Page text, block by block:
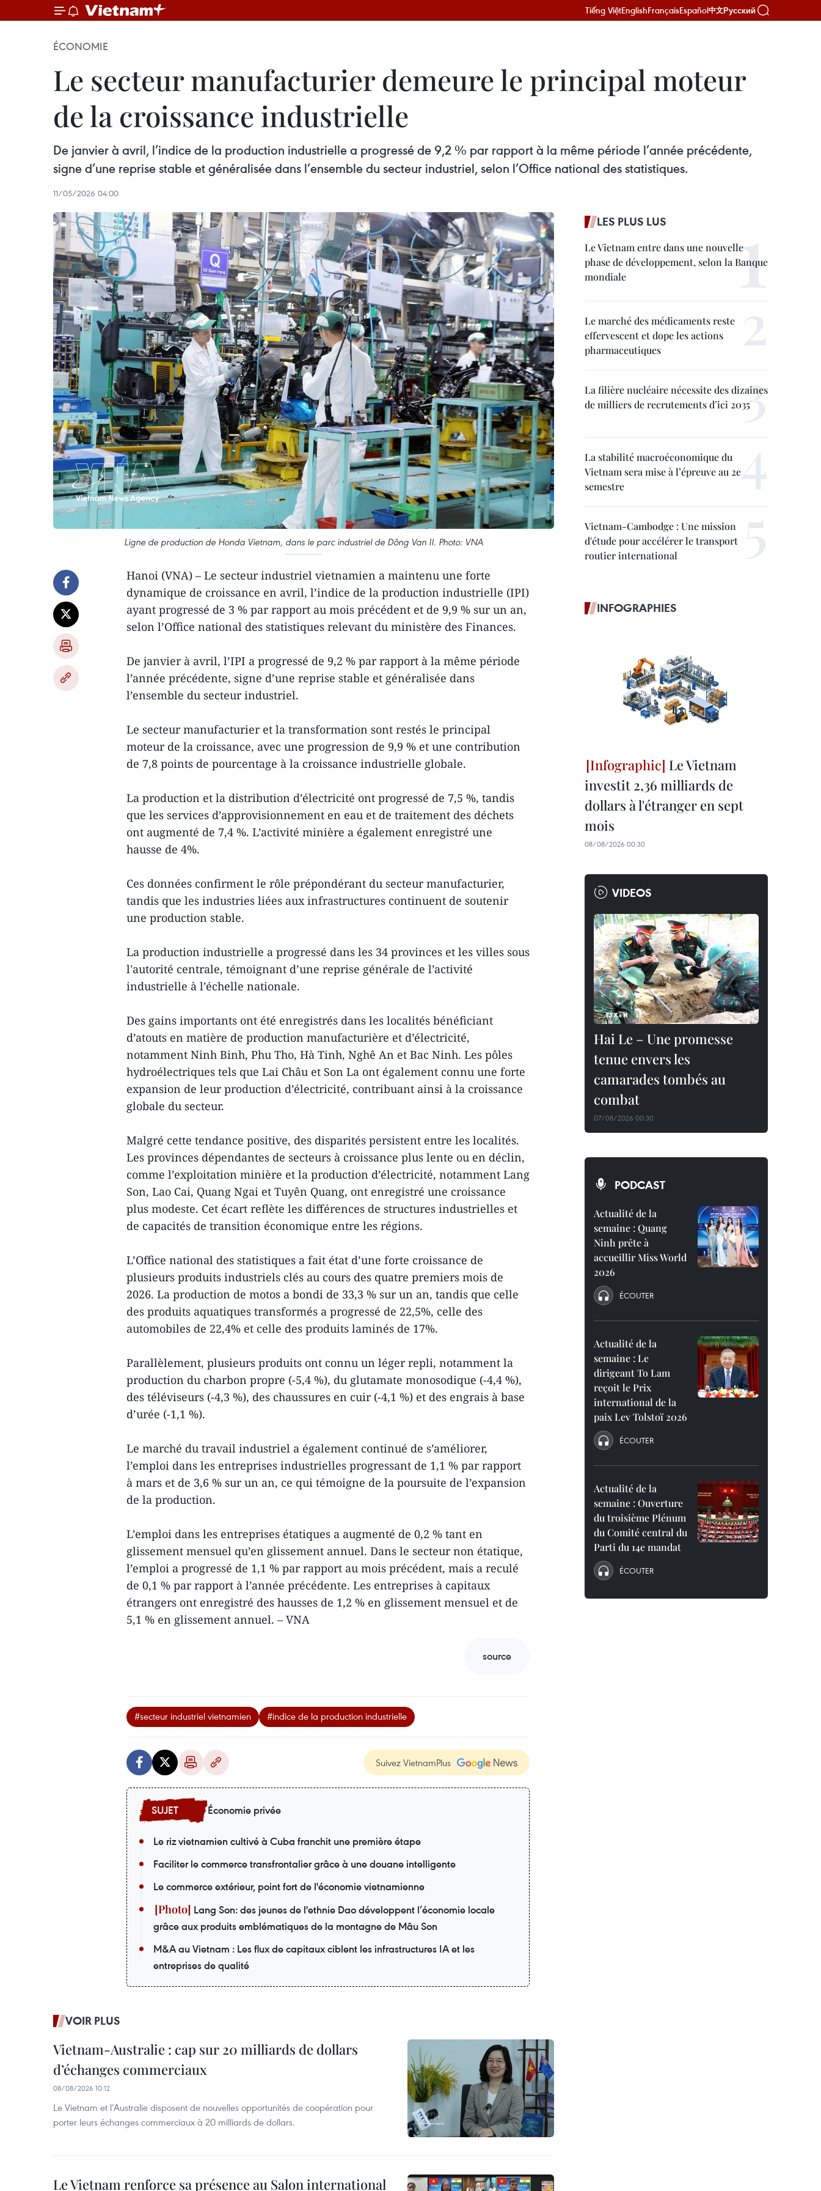
Tiếng ViệtEnglishFrançaisEspañol中文Русский
ÉCONOMIE
Le secteur manufacturier demeure le principal moteur
de la croissance industrielle
De janvier à avril, l’indice de la production industrielle a progressé de 9,2 % par rapport à la même période l’année précédente,
signe d’une reprise stable et généralisée dans l’ensemble du secteur industriel, selon l’Office national des statistiques.
11/05/2026 04:00
Ligne de production de Honda Vietnam, dans le parc industriel de Dông Van II. Photo: VNA
Hanoi (VNA) – Le secteur industriel vietnamien a maintenu une forte
dynamique de croissance en avril, l’indice de la production industrielle (IPI)
ayant progressé de 3 % par rapport au mois précédent et de 9,9 % sur un an,
selon l’Office national des statistiques relevant du ministère des Finances.
De janvier à avril, l’IPI a progressé de 9,2 % par rapport à la même période
l’année précédente, signe d’une reprise stable et généralisée dans
l’ensemble du secteur industriel.
Le secteur manufacturier et la transformation sont restés le principal
moteur de la croissance, avec une progression de 9,9 % et une contribution
de 7,8 points de pourcentage à la croissance industrielle globale.
La production et la distribution d’électricité ont progressé de 7,5 %, tandis
que les services d’approvisionnement en eau et de traitement des déchets
ont augmenté de 7,4 %. L’activité minière a également enregistré une
hausse de 4%.
Ces données confirment le rôle prépondérant du secteur manufacturier,
tandis que les industries liées aux infrastructures continuent de soutenir
une production stable.
La production industrielle a progressé dans les 34 provinces et les villes sous
l'autorité centrale, témoignant d’une reprise générale de l’activité
industrielle à l’échelle nationale.
Des gains importants ont été enregistrés dans les localités bénéficiant
d’atouts en matière de production manufacturière et d’électricité,
notamment Ninh Binh, Phu Tho, Hà Tinh, Nghê An et Bac Ninh. Les pôles
hydroélectriques tels que Lai Châu et Son La ont également connu une forte
expansion de leur production d’électricité, contribuant ainsi à la croissance
globale du secteur.
Malgré cette tendance positive, des disparités persistent entre les localités.
Les provinces dépendantes de secteurs à croissance plus lente ou en déclin,
comme l’exploitation minière et la production d’électricité, notamment Lang
Son, Lao Cai, Quang Ngai et Tuyên Quang, ont enregistré une croissance
plus modeste. Cet écart reflète les différences de structures industrielles et
de capacités de transition économique entre les régions.
L’Office national des statistiques a fait état d’une forte croissance de
plusieurs produits industriels clés au cours des quatre premiers mois de
2026. La production de motos a bondi de 33,3 % sur un an, tandis que celle
des produits aquatiques transformés a progressé de 22,5%, celle des
automobiles de 22,4% et celle des produits laminés de 17%.
Parallèlement, plusieurs produits ont connu un léger repli, notamment la
production du charbon propre (-5,4 %), du glutamate monosodique (-4,4 %),
des téléviseurs (-4,3 %), des chaussures en cuir (-4,1 %) et des engrais à base
d’urée (-1,1 %).
Le marché du travail industriel a également continué de s’améliorer,
l’emploi dans les entreprises industrielles progressant de 1,1 % par rapport
à mars et de 3,6 % sur un an, ce qui témoigne de la poursuite de l’expansion
de la production.
L’emploi dans les entreprises étatiques a augmenté de 0,2 % tant en
glissement mensuel qu’en glissement annuel. Dans le secteur non étatique,
l’emploi a progressé de 1,1 % par rapport au mois précédent, mais a reculé
de 0,1 % par rapport à l’année précédente. Les entreprises à capitaux
étrangers ont enregistré des hausses de 1,2 % en glissement mensuel et de
5,1 % en glissement annuel. – VNA
source
#secteur industriel vietnamien #indice de la production industrielle
Suivez VietnamPlus
Économie privée
Le riz vietnamien cultivé à Cuba franchit une première étape
Faciliter le commerce transfrontalier grâce à une douane intelligente
Le commerce extérieur, point fort de l'économie vietnamienne
Lang Son: des jeunes de l'ethnie Dao développent l’économie locale
grâce aux produits emblématiques de la montagne de Mâu Son
M&A au Vietnam : Les flux de capitaux ciblent les infrastructures IA et les
entreprises de qualité
VOIR PLUS
Vietnam-Australie : cap sur 20 milliards de dollars
d’échanges commerciaux
08/08/2026 10:12
Le Vietnam et l’Australie disposent de nouvelles opportunités de coopération pour
porter leurs échanges commerciaux à 20 milliards de dollars.
Le Vietnam renforce sa présence au Salon international
LES PLUS LUS
Le Vietnam entre dans une nouvelle
phase de développement, selon la Banque
mondiale
Le marché des médicaments reste
effervescent et dope les actions
pharmaceutiques
La filière nucléaire nécessite des dizaines
de milliers de recrutements d’ici 2035
La stabilité macroéconomique du
Vietnam sera mise à l’épreuve au 2e
semestre
Vietnam-Cambodge : Une mission
d'étude pour accélérer le transport
routier international
INFOGRAPHIES
Le Vietnam
investit 2,36 milliards de
dollars à l'étranger en sept
mois
08/08/2026 00:30
VIDEOS
Hai Le – Une promesse
tenue envers les
camarades tombés au
combat
07/08/2026 00:30
PODCAST
Actualité de la
semaine : Quang
Ninh prête à
accueillir Miss World
2026
ÉCOUTER
Actualité de la
semaine : Le
dirigeant To Lam
reçoit le Prix
international de la
paix Lev Tolstoï 2026
ÉCOUTER
Actualité de la
semaine : Ouverture
du troisième Plénum
du Comité central du
Parti du 14e mandat
ÉCOUTER